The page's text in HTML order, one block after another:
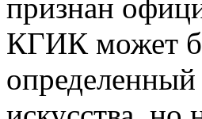
признан
КГИК может